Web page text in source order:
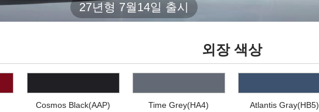
27년형 7월14일 출시
외장 색상
Cosmos Black(AAP) Time Grey(HA4) Atlantis Gray(HB5)